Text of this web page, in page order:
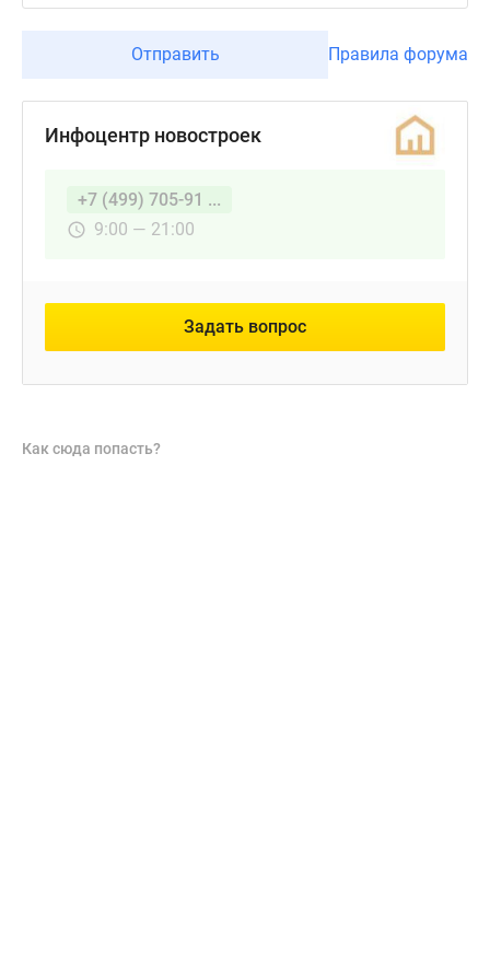
Отправить Правила форума
Инфоцентр новостроек
+7 (499) 705-91 ...
9:00 — 21:00
Задать вопрос
Как сюда попасть?